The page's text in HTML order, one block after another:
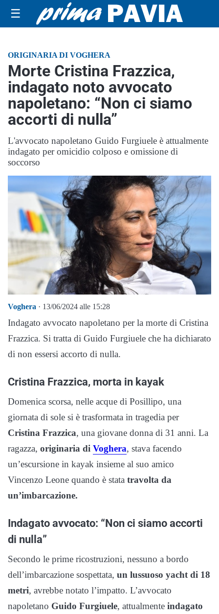
☰
ORIGINARIA DI VOGHERA
Morte Cristina Frazzica,
indagato noto avvocato
napoletano: “Non ci siamo
accorti di nulla”
L'avvocato napoletano Guido Furgiuele è attualmente
indagato per omicidio colposo e omissione di
soccorso
Voghera · 13/06/2024 alle 15:28
Indagato avvocato napoletano per la morte di Cristina
Frazzica. Si tratta di Guido Furgiuele che ha dichiarato
di non essersi accorto di nulla.
Cristina Frazzica, morta in kayak
Domenica scorsa, nelle acque di Posillipo, una
giornata di sole si è trasformata in tragedia per
Cristina Frazzica, una giovane donna di 31 anni. La
ragazza, originaria di Voghera, stava facendo
un’escursione in kayak insieme al suo amico
Vincenzo Leone quando è stata travolta da
un’imbarcazione.
Indagato avvocato: “Non ci siamo accorti
di nulla”
Secondo le prime ricostruzioni, nessuno a bordo
dell’imbarcazione sospettata, un lussuoso yacht di 18
metri, avrebbe notato l’impatto. L’avvocato
napoletano Guido Furgiuele, attualmente indagato